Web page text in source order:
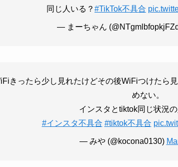
同じ人いる？ #TikTok不具合
— まーちゃん
きったら少し見れたけどその後WiFiつけたら
めない。
インスタとtiktok同じ状況
#インスタ不具合 #tiktok不具合
— みや (@kocona0130)